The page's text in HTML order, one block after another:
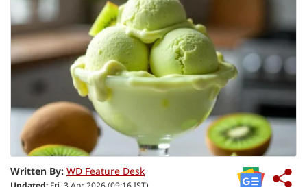
Written By: WD Feature Desk